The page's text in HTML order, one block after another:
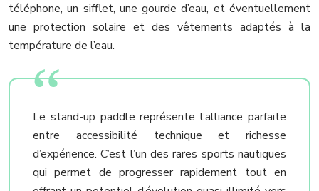
téléphone, un sifflet, une gourde d’eau, et éventuellement
une protection solaire et des vêtements adaptés à la
température de l’eau.
Le stand-up paddle représente l’alliance parfaite
entre accessibilité technique et richesse
d’expérience. C’est l’un des rares sports nautiques
qui permet de progresser rapidement tout en